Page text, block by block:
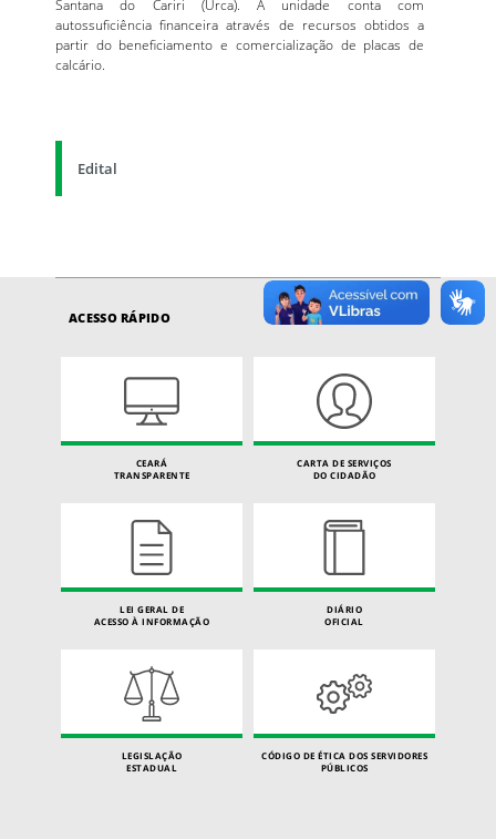
Santana do Cariri (Urca). A unidade conta com
autossuficiência financeira através de recursos obtidos a
partir do beneficiamento e comercialização de placas de
calcário.
Edital
ACESSO RÁPIDO
CEARÁ
TRANSPARENTE
CARTA DE SERVIÇOS
DO CIDADÃO
LEI GERAL DE
ACESSO À INFORMAÇÃO
DIÁRIO
OFICIAL
LEGISLAÇÃO
ESTADUAL
CÓDIGO DE ÉTICA DOS SERVIDORES
PÚBLICOS